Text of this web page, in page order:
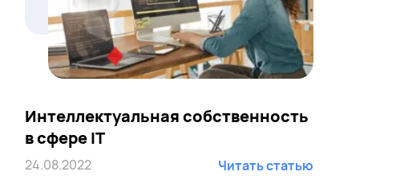
Интеллектуальная собственность
в сфере IT
24.08.2022 Читать статью